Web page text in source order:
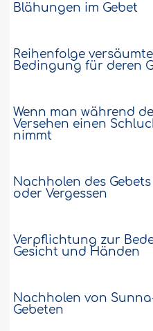
Blähungen im Gebet
Reihenfolge
Bedingung für deren
Wenn man während
Versehen einen
nimmt
Nachholen des
oder Vergessen
Verpflichtung zur
Gesicht und Händen
Nachholen von
Gebeten